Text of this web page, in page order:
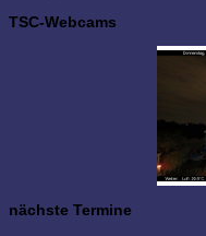
TSC-Webcams
nächste Termine